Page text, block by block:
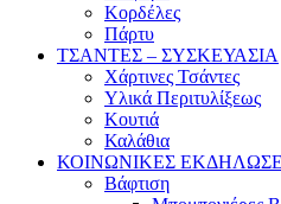
Κορδέλες
Πάρτυ
ΤΣΑΝΤΕΣ – ΣΥΣΚΕΥΑΣΙΑ
Χάρτινες Τσάντες
Υλικά Περιτυλίξεως
Κουτιά
Καλάθια
ΚΟΙΝΩΝΙΚΕΣ
Βάφτιση